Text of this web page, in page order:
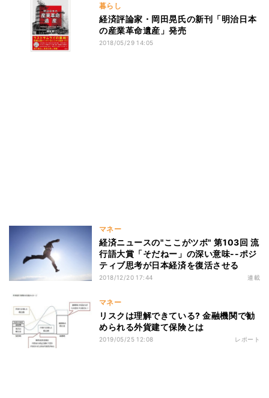
暮らし
経済評論家・岡田晃氏の新刊「明治日本
の産業革命遺産」発売
2018/05/29 14:05
マネー
経済ニュースの"ここがツボ" 第103回 流
行語大賞「そだねー」の深い意味--ポジ
ティブ思考が日本経済を復活させる
2018/12/20 17:44 連載
マネー
リスクは理解できている? 金融機関で勧
められる外貨建て保険とは
2019/05/25 12:08 レポート